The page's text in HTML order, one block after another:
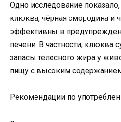
Одно исследование показало,
клюква, чёрная смородина и
эффективны в
печени. В частности, клюква
запасы телесного жира у
пищу с высоким
Рекомендации по